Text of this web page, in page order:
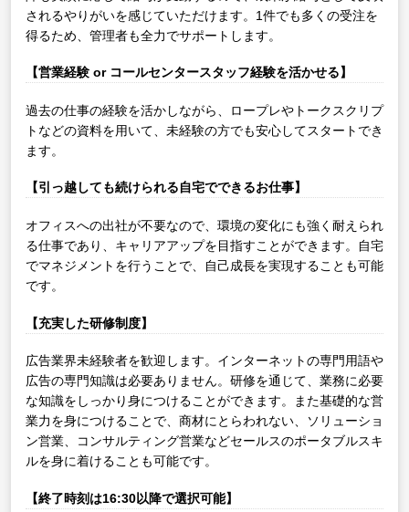
されるやりがいを感じていただけます。1件でも多くの受注を
得るため、管理者も全力でサポートします。
【営業経験 or コールセンタースタッフ経験を活かせる】
過去の仕事の経験を活かしながら、ロープレやトークスクリプ
トなどの資料を用いて、未経験の方でも安心してスタートでき
ます。
【引っ越しても続けられる自宅でできるお仕事】
オフィスへの出社が不要なので、環境の変化にも強く耐えられ
る仕事であり、キャリアアップを目指すことができます。自宅
でマネジメントを行うことで、自己成長を実現することも可能
です。
【充実した研修制度】
広告業界未経験者を歓迎します。インターネットの専門用語や
広告の専門知識は必要ありません。研修を通じて、業務に必要
な知識をしっかり身につけることができます。また基礎的な営
業力を身につけることで、商材にとらわれない、ソリューショ
ン営業、コンサルティング営業などセールスのポータブルスキ
ルを身に着けることも可能です。
【終了時刻は16:30以降で選択可能】